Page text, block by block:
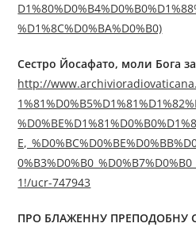
%D1%8C%D0%BA%D0%B0)
Сестро Йосафато, моли Бога
http://
1!/ucr-747943
ПРО БЛАЖЕННУ ПРЕПОДОБНУ